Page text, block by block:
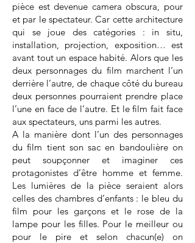
pièce est devenue camera obscura, pour
et par le spectateur. Car cette architecture
qui se joue des catégories : in situ,
installation, projection, exposition… est
avant tout un espace habité. Alors que les
deux personnages du film marchent l’un
derrière l’autre, de chaque côté du bureau
deux personnes pourraient prendre place
l’une en face de l’autre. Et le film fait face
aux spectateurs, uns parmi les autres.
A la manière dont l’un des personnages
du film tient son sac en bandoulière on
peut soupçonner et imaginer ces
protagonistes d’être homme et femme.
Les lumières de la pièce seraient alors
celles des chambres d’enfants : le bleu du
film pour les garçons et le rose de la
lampe pour les filles. Pour le meilleur ou
pour le pire et selon chacun(e) on